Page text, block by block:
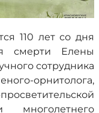
110 лет со дня
смерти Елены
сотрудника
орнитолога,
многолетнего